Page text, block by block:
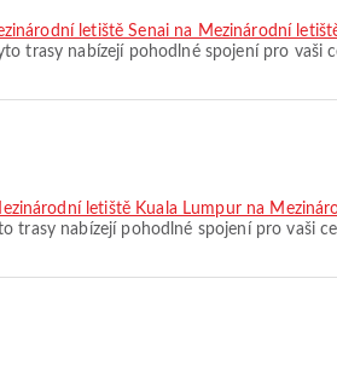
letiště Senai na Mezinárodní
trasy nabízejí pohodlné spojení pro vaši
letiště Kuala Lumpur na
trasy nabízejí pohodlné spojení pro vaši